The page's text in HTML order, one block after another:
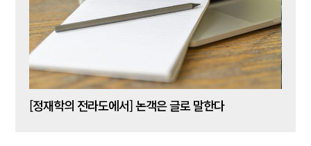
[정재학의 전라도에서] 논객은 글로 말한다